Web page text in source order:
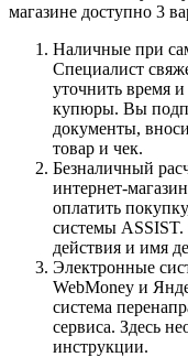
магазине доступно 3
Наличные при
Специалист
уточнить время
купюры. Вы
документы,
товар и чек.
Безналичный
интернет-
оплатить
системы ASSIST.
действия и имя
Электронные
WebMoney и
система
сервиса. Здесь
инструкции.